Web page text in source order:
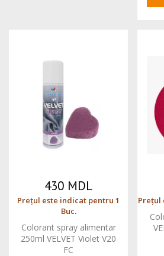
430 MDL
Prețul este indicat pentru 1
Buc.
Colorant spray alimentar
250ml VELVET Violet V20
FC
Prețul